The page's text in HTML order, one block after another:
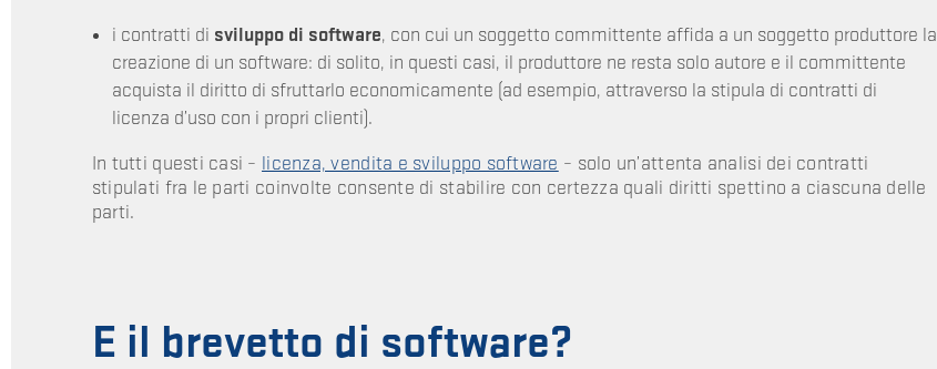
i contratti di sviluppo di software, con cui un soggetto committente affida a un soggetto produttore la
creazione di un software: di solito, in questi casi, il produttore ne resta solo autore e il committente
acquista il diritto di sfruttarlo economicamente (ad esempio, attraverso la stipula di contratti di
licenza d’uso con i propri clienti).
In tutti questi casi – licenza, vendita e sviluppo software – solo un’attenta analisi dei contratti
stipulati fra le parti coinvolte consente di stabilire con certezza quali diritti spettino a ciascuna delle
parti.
E il brevetto di software?